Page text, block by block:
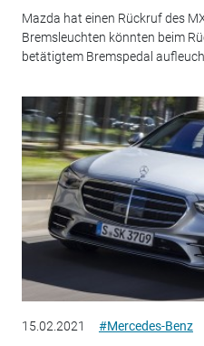
Mazda hat einen Rückruf des
Bremsleuchten könnten beim
betätigtem Bremspedal
15.02.2021 #Mercedes-Benz